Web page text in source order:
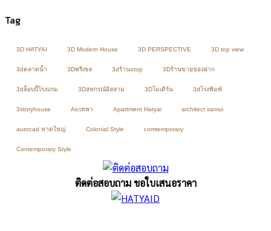
Tag
3D HATYAI 3D Modern House 3D PERSPECTIVE 3D top view
3dตลาดน้ำ 3Dพรีเซล 3dร้านotop 3Dร้านขายของฝาก
3dล็อบบี้โรงแรม 3Dสหกรณ์อิสลาม 3Dโมเดิร์น 3dโรงพิมพ์
3storyhouse Aicเทพา Apartment Hatyai architect samui
autocad หาดใหญ่ Colonial Style comtemporary
Contemporary Style
ติดต่อสอบถาม ขอใบเสนอราคา